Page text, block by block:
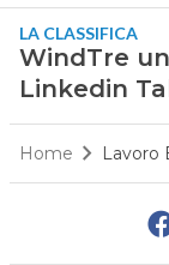
LA CLASSIFICA
WindTre
Linkedin
Home Lavoro